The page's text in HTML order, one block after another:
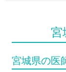
宮
宮城県の医